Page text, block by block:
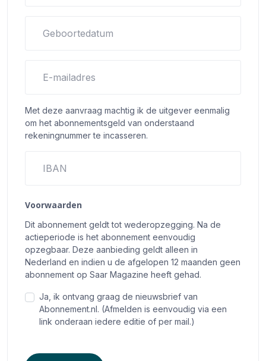
Geboortedatum
E-mailadres
Met deze aanvraag machtig ik de uitgever eenmalig
om het abonnementsgeld van onderstaand
rekeningnummer te incasseren.
IBAN
Voorwaarden
Dit abonnement geldt tot wederopzegging. Na de
actieperiode is het abonnement eenvoudig
opzegbaar. Deze aanbieding geldt alleen in
Nederland en indien u de afgelopen 12 maanden geen
abonnement op Saar Magazine heeft gehad.
Ja, ik ontvang graag de nieuwsbrief van
Abonnement.nl. (Afmelden is eenvoudig via een
link onderaan iedere editie of per mail.)